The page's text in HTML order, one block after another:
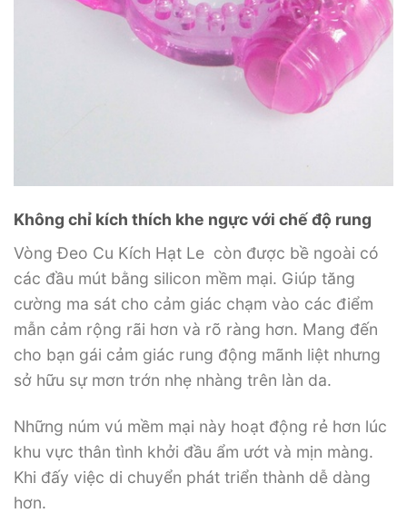
Không chỉ kích thích khe ngực với chế độ rung
Vòng Đeo Cu Kích Hạt Le còn được bề ngoài có
các đầu mút bằng silicon mềm mại. Giúp tăng
cường ma sát cho cảm giác chạm vào các điểm
mẫn cảm rộng rãi hơn và rõ ràng hơn. Mang đến
cho bạn gái cảm giác rung động mãnh liệt nhưng
sở hữu sự mơn trớn nhẹ nhàng trên làn da.
Những núm vú mềm mại này hoạt động rẻ hơn lúc
khu vực thân tình khởi đầu ẩm ướt và mịn màng.
Khi đấy việc di chuyển phát triển thành dễ dàng
hơn.